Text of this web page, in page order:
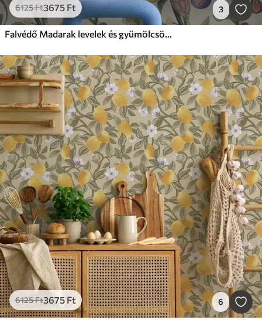
6125Ft3675 Ft 3
Falvédő Madarak levelek és gyümölcsök között
6125Ft3675 Ft 6